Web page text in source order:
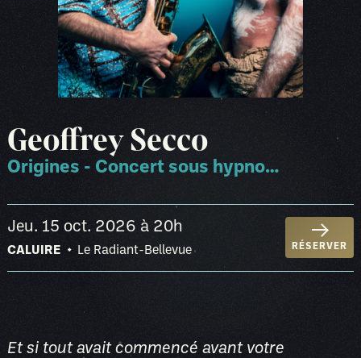
Geoffrey Secco
Origines - Concert sous hypnose
jeu. 15 oct. 2026 à 20h
CALUIRE Le Radiant-Bellevue RÉSERVER
Et si tout avait commencé avant votre